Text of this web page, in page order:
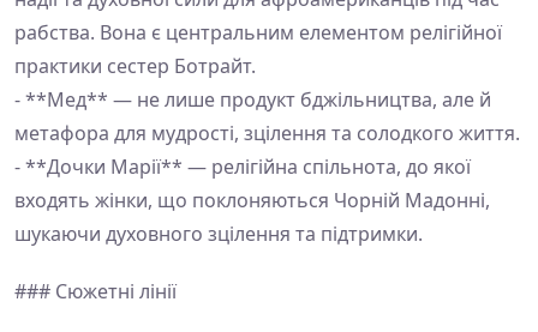
рабства. Вона є центральним елементом релігійної
практики сестер Ботрайт.
- **Мед** — не лише продукт бджільництва, але й
метафора для мудрості, зцілення та солодкого життя.
- **Дочки Марії** — релігійна спільнота, до якої
входять жінки, що поклоняються Чорній Мадонні,
шукаючи духовного зцілення та підтримки.
### Сюжетні лінії